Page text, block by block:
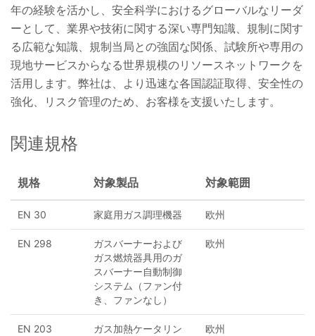
年の経験を活かし、安全科学におけるグローバルなリーダ
ーとして、業界や技術に関する深い専門知識、規制に関す
る広範な知識、規制当局との強固な関係、試験所や専用の
現地サービスからなる世界規模のリソースネットワークを
活用します。弊社は、より迅速な各国認証取得、安全性の
強化、リスク管理のため、お客様を支援いたします。
関連規格
規格 対象製品 対象範囲
EN 30 家庭用ガス調理機器 欧州
EN 298
ガスバーナーおよび
ガス燃焼器具用のガ
スバーナー自動制御
システム（ファン付
き、ファンなし）
欧州
EN 203
ガス加熱ケータリン
欧州